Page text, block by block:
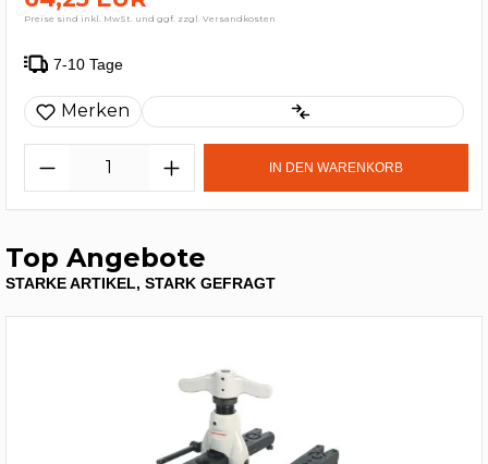
Preise sind inkl. MwSt. und ggf. zzgl. Versandkosten
7-10 Tage
Merken
IN DEN WARENKORB
Top Angebote
STARKE ARTIKEL, STARK GEFRAGT